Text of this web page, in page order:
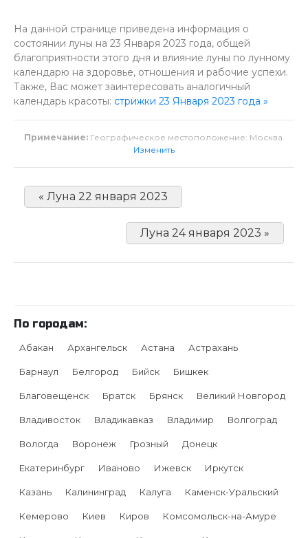
На данной странице приведена информация о
состоянии луны на 23 Января 2023 года, общей
благоприятности этого дня и влияние луны по лунному
календарю на здоровье, отношения и рабочие успехи.
Также, Вас может заинтересовать аналогичный
календарь красоты: стрижки 23 Января 2023 года »
Примечание: Географическое местоположение: Москва.
Изменить
« Луна 22 января 2023
Луна 24 января 2023 »
По городам:
Абакан Архангельск Астана Астрахань
Барнаул Белгород Бийск Бишкек
Благовещенск Братск Брянск Великий Новгород
Владивосток Владикавказ Владимир Волгоград
Вологда Воронеж Грозный Донецк
Екатеринбург Иваново Ижевск Иркутск
Казань Калининград Калуга Каменск-Уральский
Кемерово Киев Киров Комсомольск-на-Амуре